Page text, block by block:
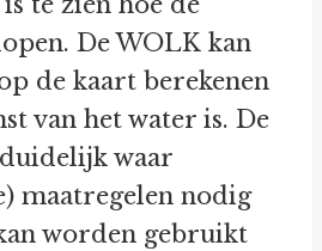
De WOLK kan
de kaart berekenen
van het water is. De
waar
maatregelen nodig
worden gebruikt